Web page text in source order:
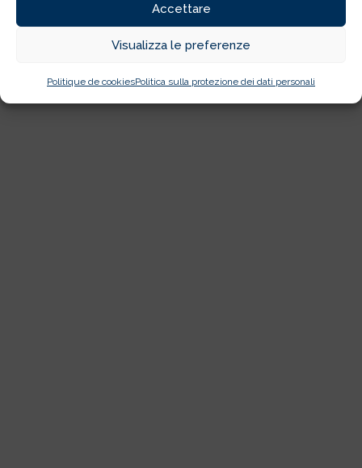
Accettare
Visualizza le preferenze
Politique de cookiesPolitica sulla protezione dei dati personali